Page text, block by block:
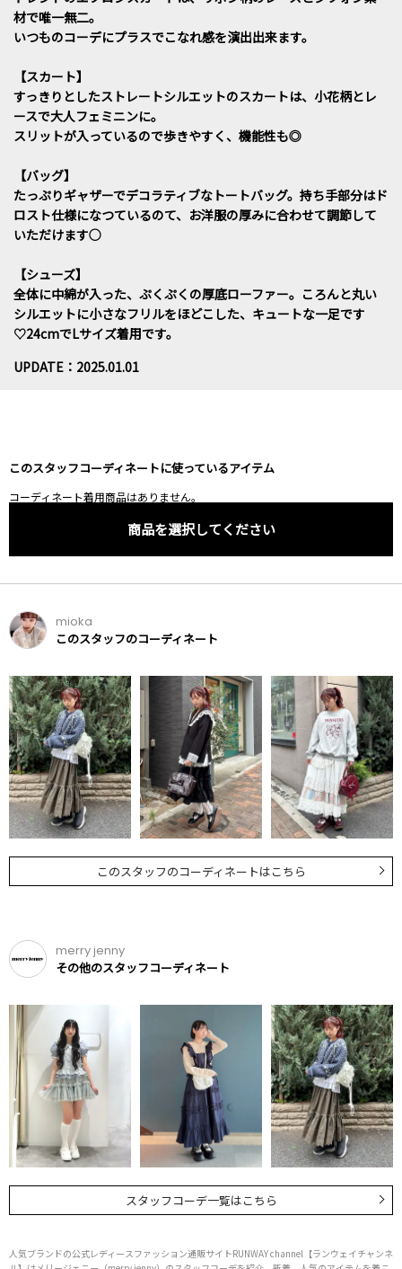
材で唯一無二。
いつものコーデにプラスでこなれ感を演出出来ます。
【スカート】
すっきりとしたストレートシルエットのスカートは、小花柄とレ
ースで大人フェミニンに。
スリットが入っているので歩きやすく、機能性も◎
【バッグ】
たっぷりギャザーでデコラティブなトートバッグ。持ち手部分はド
ロスト仕様になつているのて、お洋服の厚みに合わせて調節して
いただけます○
【シューズ】
全体に中綿が入った、ぷくぷくの厚底ローファー。ころんと丸い
シルエットに小さなフリルをほどこした、キュートな一足です
♡24cmでLサイズ着用です。
UPDATE：2025.01.01
このスタッフコーディネートに使っているアイテム
コーディネート着用商品はありません。
商品を選択してください
mioka
このスタッフのコーディネート
このスタッフのコーディネートはこちら
merry jenny
その他のスタッフコーディネート
スタッフコーデ一覧はこちら
人気ブランドの公式レディースファッション通販サイトRUNWAY channel【ランウェイチャンネ